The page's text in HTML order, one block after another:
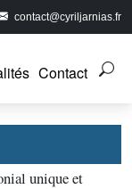
contact@cyriljarnias.fr
Contact
unique et